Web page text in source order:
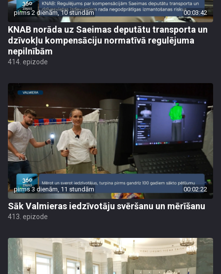
pirms 2 dienām, 10 stundām 00:03:42
KNAB norāda uz Saeimas deputātu transporta un
dzīvokļu kompensāciju normatīvā regulējuma
nepilnībām
414. epizode
pirms 3 dienām, 11 stundām 00:02:22
Sāk Valmieras iedzīvotāju svēršanu un mērīšanu
413. epizode